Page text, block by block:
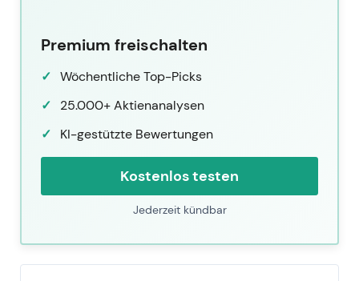
Premium freischalten
Wöchentliche Top-Picks
25.000+ Aktienanalysen
KI-gestützte Bewertungen
Kostenlos testen
Jederzeit kündbar